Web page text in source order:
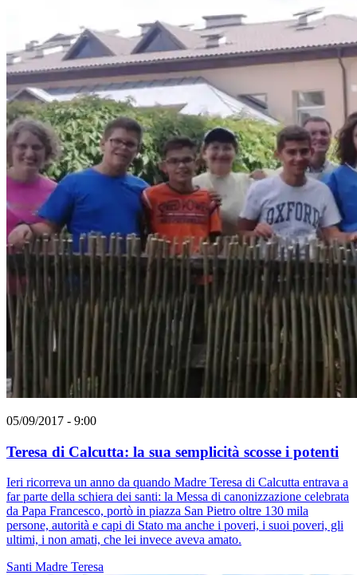
05/09/2017 - 9:00
Teresa di Calcutta: la sua semplicità scosse i potenti
Ieri ricorreva un anno da quando Madre Teresa di Calcutta entrava a
far parte della schiera dei santi: la Messa di canonizzazione celebrata
da Papa Francesco, portò in piazza San Pietro oltre 130 mila
persone, autorità e capi di Stato ma anche i poveri, i suoi poveri, gli
ultimi, i non amati, che lei invece aveva amato.
Santi Madre Teresa